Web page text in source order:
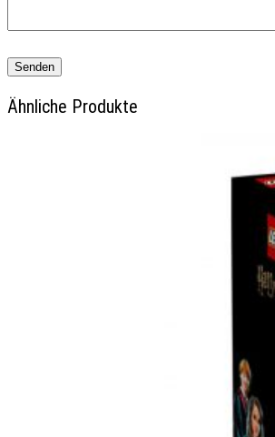
Ähnliche Produkte